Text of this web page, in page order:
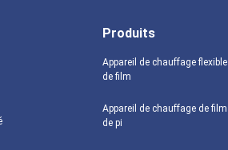
Produits
Appareil de chauffage flexible
de film
Appareil de chauffage de film
de pi